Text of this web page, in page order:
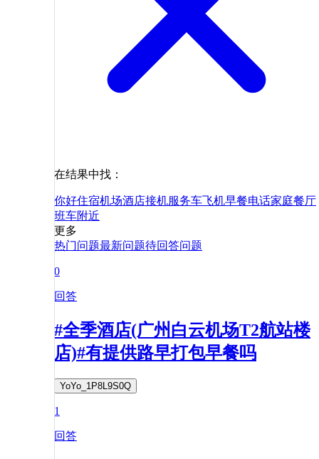
在结果中找：
你好住宿机场酒店接机服务车飞机早餐电话家庭餐厅
班车附近
更多
热门问题最新问题待回答问题
0
回答
#全季酒店(广州白云机场T2航站楼
店)#有提供路早打包早餐吗
YoYo_1P8L9S0Q
1
回答